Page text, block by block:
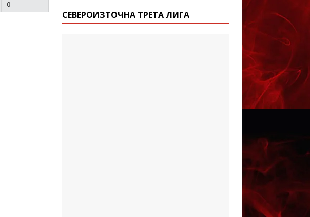
0
СЕВЕРОИЗТОЧНА ТРЕТА ЛИГА